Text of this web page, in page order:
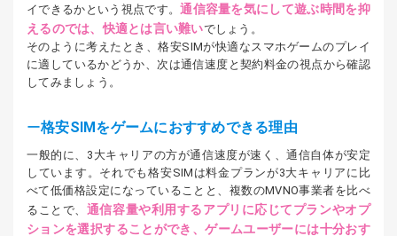
イできるかという視点です。通信容量を気にして遊ぶ時間を抑
えるのでは、快適とは言い難いでしょう。
そのように考えたとき、格安SIMが快適なスマホゲームのプレイ
に適しているかどうか、次は通信速度と契約料金の視点から確認
してみましょう。
格安SIMをゲームにおすすめできる理由
一般的に、3大キャリアの方が通信速度が速く、通信自体が安定
しています。それでも格安SIMは料金プランが3大キャリアに比
べて低価格設定になっていることと、複数のMVNO事業者を比べ
ることで、 通信容量や利用するアプリに応じてプランやオプ
ションを選択することができ、ゲームユーザーには十分おす